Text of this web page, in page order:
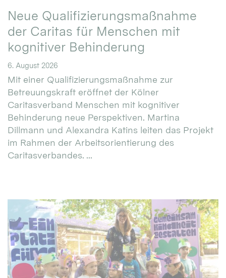
Neue Qualifizierungsmaßnahme
der Caritas für Menschen mit
kognitiver Behinderung
6. August 2026
Mit einer Qualifizierungsmaßnahme zur
Betreuungskraft eröffnet der Kölner
Caritasverband Menschen mit kognitiver
Behinderung neue Perspektiven. Martina
Dillmann und Alexandra Katins leiten das Projekt
im Rahmen der Arbeitsorientierung des
Caritasverbandes. ...